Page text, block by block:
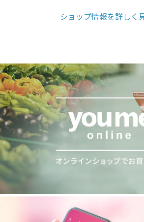
ショップ情報を詳しく